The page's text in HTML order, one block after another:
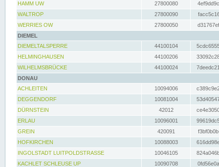
HAMM UW
27800080
WALTROP
27800090
WERRIES OW
27800050
DIEMEL
DIEMELTALSPERRE
44100104
HELMINGHAUSEN
44100206
WILHELMSBRÜCKE
44100024
DONAU
ACHLEITEN
10094006
DEGGENDORF
10081004
DÜRNSTEIN
42012
ERLAU
10096001
GREIN
420091
HOFKIRCHEN
10088003
INGOLSTADT LUITPOLDSTRASSE
10046105
KACHLET SCHLEUSE UP
10090708